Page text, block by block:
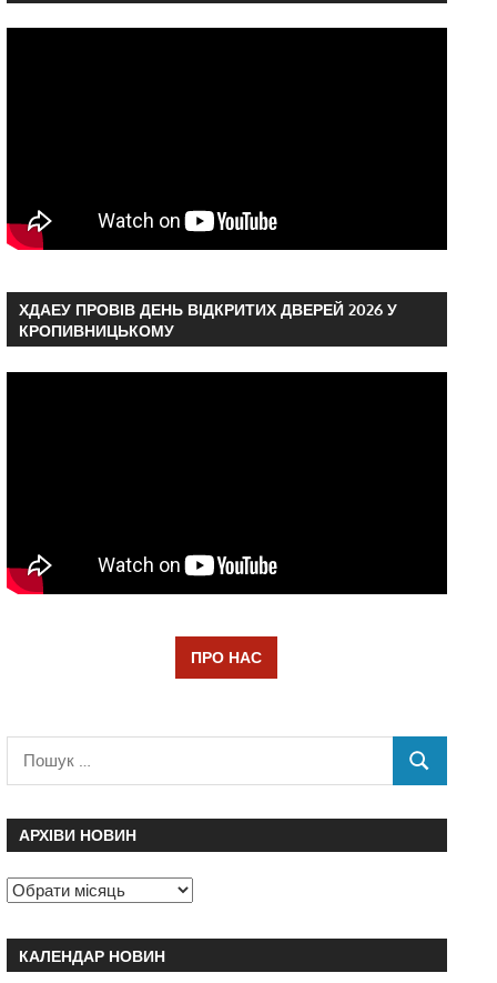
ХДАЕУ ПРОВІВ ДЕНЬ ВІДКРИТИХ ДВЕРЕЙ 2026 У
КРОПИВНИЦЬКОМУ
ПРО НАС
АРХІВИ НОВИН
КАЛЕНДАР НОВИН